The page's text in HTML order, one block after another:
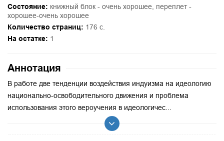
Состояние: книжный блок - очень хорошее, переплет -
хорошее-очень хорошее
Количество страниц: 176 с.
На остатке: 1
Аннотация
В работе две тенденции воздействия индуизма на идеологию
национально-освободительного движения и проблема
использования этого вероучения в идеологичес...